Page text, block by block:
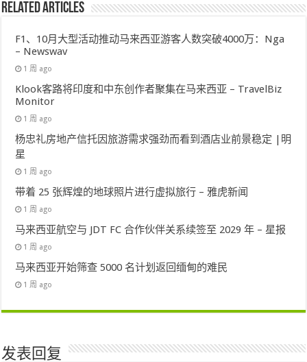
Related Articles
F1、10月大型活动推动马来西亚游客人数突破4000万：Nga
– Newswav
1 周 ago
Klook客路将印度和中东创作者聚集在马来西亚 – TravelBiz
Monitor
1 周 ago
杨忠礼房地产信托因旅游需求强劲而看到酒店业前景稳定 |明
星
1 周 ago
带着 25 张辉煌的地球照片进行虚拟旅行 – 雅虎新闻
1 周 ago
马来西亚航空与 JDT FC 合作伙伴关系续签至 2029 年 – 星报
1 周 ago
马来西亚开始筛查 5000 名计划返回缅甸的难民
1 周 ago
发表回复